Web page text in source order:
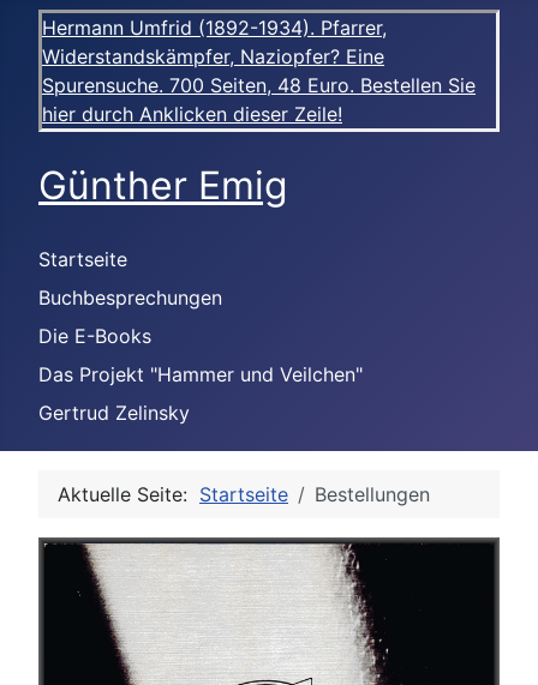
Hermann Umfrid (1892-1934). Pfarrer,
Widerstandskämpfer, Naziopfer? Eine
Spurensuche. 700 Seiten, 48 Euro. Bestellen Sie
hier durch Anklicken dieser Zeile!
Günther Emig
Startseite
Buchbesprechungen
Die E-Books
Das Projekt "Hammer und Veilchen"
Gertrud Zelinsky
Aktuelle Seite: Startseite Bestellungen